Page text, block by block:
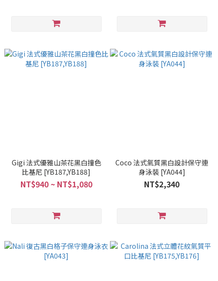
Gigi 法式優雅山茶花黑白撞色
比基尼 [YB187,YB188]
NT$940 ~ NT$1,080
Coco 法式氣質黑白設計保守連
身泳裝 [YA044]
NT$2,340